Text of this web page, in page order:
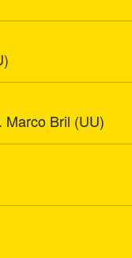
Marco Bril (UU)